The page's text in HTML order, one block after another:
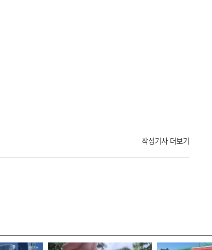
작성기사 더보기